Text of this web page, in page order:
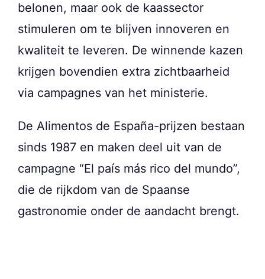
belonen, maar ook de kaassector
stimuleren om te blijven innoveren en
kwaliteit te leveren. De winnende kazen
krijgen bovendien extra zichtbaarheid
via campagnes van het ministerie.
De Alimentos de España-prijzen bestaan
sinds 1987 en maken deel uit van de
campagne “El país más rico del mundo”,
die de rijkdom van de Spaanse
gastronomie onder de aandacht brengt.